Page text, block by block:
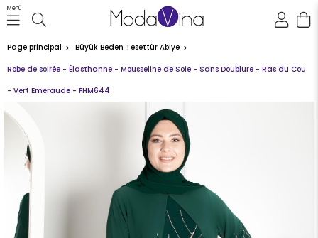
Menü
Page principal Büyük Beden Tesettür Abiye
Robe de soirée - Élasthanne - Mousseline de Soie - Sans Doublure - Ras du Cou
- Vert Emeraude - FHM644